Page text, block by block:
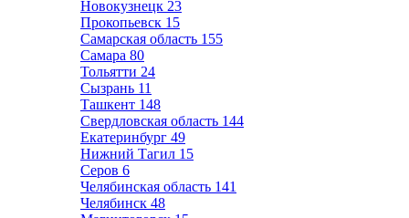
Новокузнецк 23
Прокопьевск 15
Самарская область 155
Самара 80
Тольятти 24
Сызрань 11
Ташкент 148
Свердловская область 144
Екатеринбург 49
Нижний Тагил 15
Серов 6
Челябинская область 141
Челябинск 48